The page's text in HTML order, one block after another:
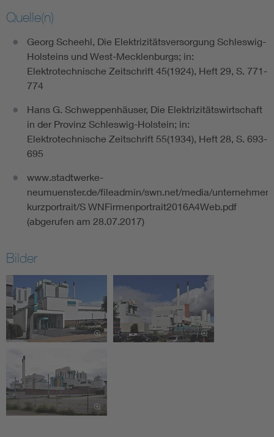
Quelle(n)
Georg Scheehl, Die Elektrizitätsversorgung Schleswig-
Holsteins und West-Mecklenburgs; in:
Elektrotechnische Zeitschrift 45(1924), Heft 29, S. 771-
774
Hans G. Schweppenhäuser, Die Elektrizitätswirtschaft
in der Provinz Schleswig-Holstein; in:
Elektrotechnische Zeitschrift 55(1934), Heft 28, S. 693-
695
www.stadtwerke-
neumuenster.de/fileadmin/swn.net/media/
kurzportrait/S WNFirmenportrait2016A4Web.pdf
(abgerufen am 28.07.2017)
Bilder